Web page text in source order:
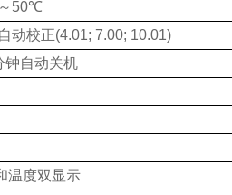
50℃
动校正(4.01; 7.00; 10.01)
钟自动关机
温度双显示